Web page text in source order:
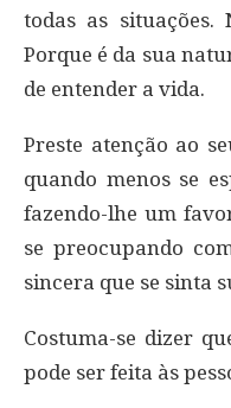
todas as situações.
Porque é da sua
de entender a vida.
Preste atenção ao
quando menos se
fazendo-lhe um
se preocupando
sincera que se sinta
Costuma-se dizer
pode ser feita às